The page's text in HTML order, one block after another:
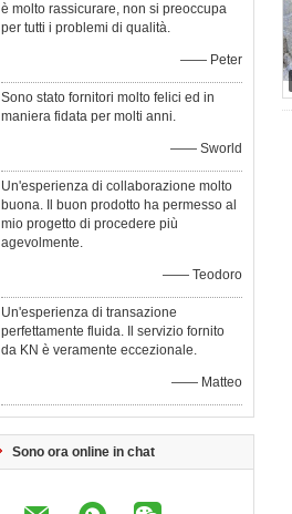
è molto rassicurare, non si preoccupa
per tutti i problemi di qualità.
—— Peter
Sono stato fornitori molto felici ed in
maniera fidata per molti anni.
—— Sworld
Un'esperienza di collaborazione molto
buona. Il buon prodotto ha permesso al
mio progetto di procedere più
agevolmente.
—— Teodoro
Un'esperienza di transazione
perfettamente fluida. Il servizio fornito
da KN è veramente eccezionale.
—— Matteo
Sono ora online in chat